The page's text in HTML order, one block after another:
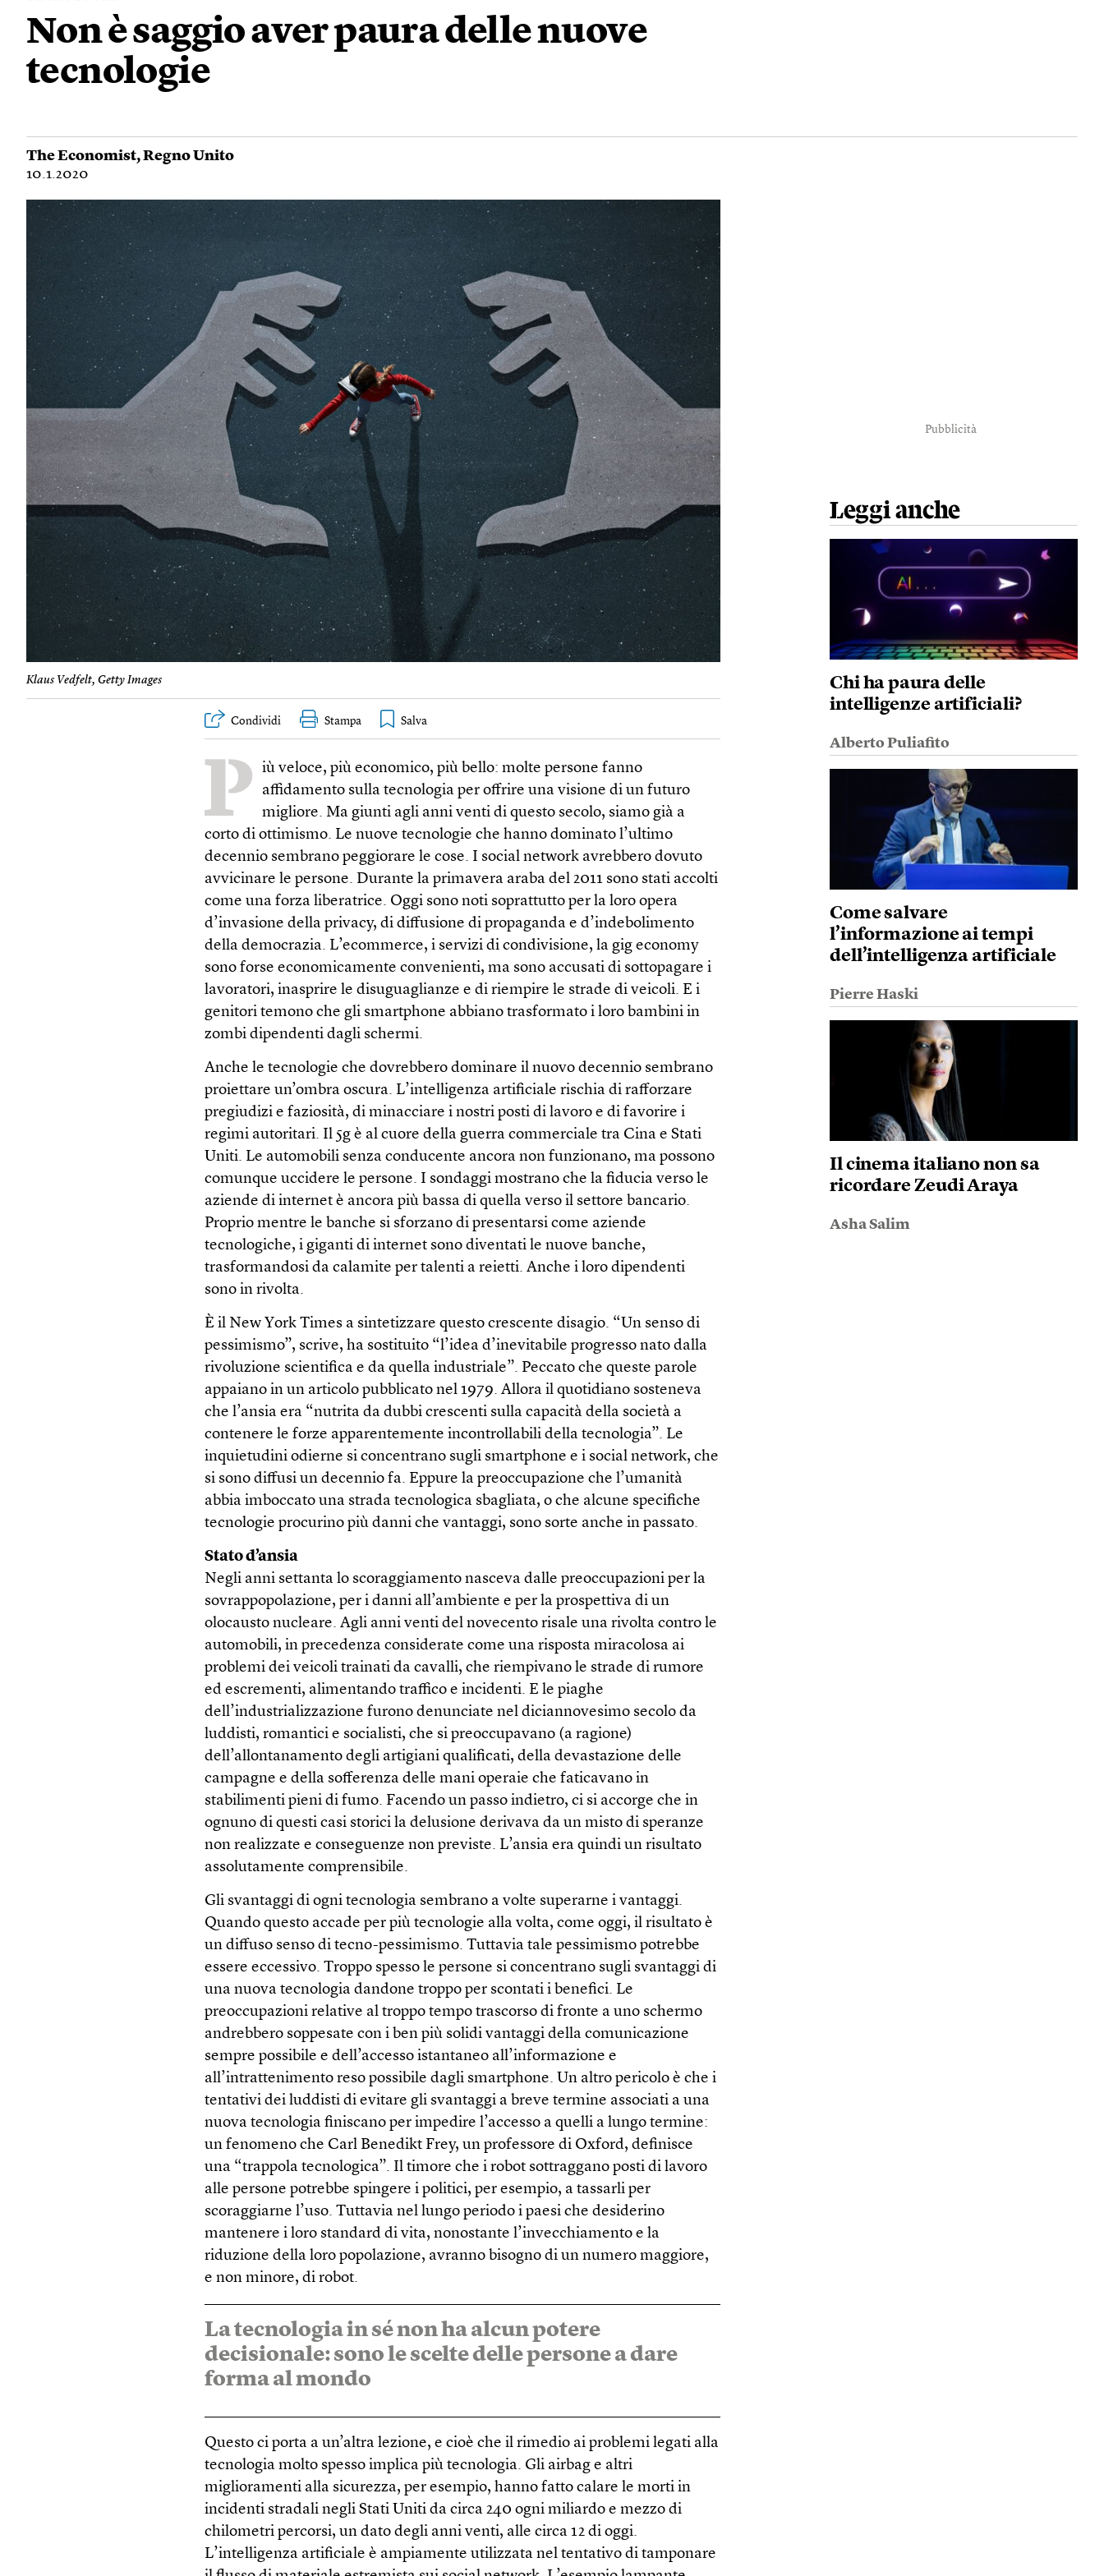
Non è saggio aver paura delle nuove
tecnologie
The Economist,Regno Unito
10.1.2020
Klaus Vedfelt, Getty Images
Condividi Stampa
P
iù veloce, più economico, più bello: molte persone fanno
affidamento sulla tecnologia per offrire una visione di un futuro
migliore. Ma giunti agli anni venti di questo secolo, siamo già a
corto di ottimismo. Le nuove tecnologie che hanno dominato l’ultimo
decennio sembrano peggiorare le cose. I social network avrebbero dovuto
avvicinare le persone. Durante la primavera araba del 2011 sono stati accolti
come una forza liberatrice. Oggi sono noti soprattutto per la loro opera
d’invasione della privacy, di diffusione di propaganda e d’indebolimento
della democrazia. L’ecommerce, i servizi di condivisione, la gig economy
sono forse economicamente convenienti, ma sono accusati di sottopagare i
lavoratori, inasprire le disuguaglianze e di riempire le strade di veicoli. E i
genitori temono che gli smartphone abbiano trasformato i loro bambini in
zombi dipendenti dagli schermi.
Anche le tecnologie che dovrebbero dominare il nuovo decennio sembrano
proiettare un’ombra oscura. L’intelligenza artificiale rischia di rafforzare
pregiudizi e faziosità, di minacciare i nostri posti di lavoro e di favorire i
regimi autoritari. Il 5g è al cuore della guerra commerciale tra Cina e Stati
Uniti. Le automobili senza conducente ancora non funzionano, ma possono
comunque uccidere le persone. I sondaggi mostrano che la fiducia verso le
aziende di internet è ancora più bassa di quella verso il settore bancario.
Proprio mentre le banche si sforzano di presentarsi come aziende
tecnologiche, i giganti di internet sono diventati le nuove banche,
trasformandosi da calamite per talenti a reietti. Anche i loro dipendenti
sono in rivolta.
È il New York Times a sintetizzare questo crescente disagio. “Un senso di
pessimismo”, scrive, ha sostituito “l’idea d’inevitabile progresso nato dalla
rivoluzione scientifica e da quella industriale”. Peccato che queste parole
appaiano in un articolo pubblicato nel 1979. Allora il quotidiano sosteneva
che l’ansia era “nutrita da dubbi crescenti sulla capacità della società a
contenere le forze apparentemente incontrollabili della tecnologia”. Le
inquietudini odierne si concentrano sugli smartphone e i social network, che
si sono diffusi un decennio fa. Eppure la preoccupazione che l’umanità
abbia imboccato una strada tecnologica sbagliata, o che alcune specifiche
tecnologie procurino più danni che vantaggi, sono sorte anche in passato.
Stato d’ansia
Negli anni settanta lo scoraggiamento nasceva dalle preoccupazioni per la
sovrappopolazione, per i danni all’ambiente e per la prospettiva di un
olocausto nucleare. Agli anni venti del novecento risale una rivolta contro le
automobili, in precedenza considerate come una risposta miracolosa ai
problemi dei veicoli trainati da cavalli, che riempivano le strade di rumore
ed escrementi, alimentando traffico e incidenti. E le piaghe
dell’industrializzazione furono denunciate nel diciannovesimo secolo da
luddisti, romantici e socialisti, che si preoccupavano (a ragione)
dell’allontanamento degli artigiani qualificati, della devastazione delle
campagne e della sofferenza delle mani operaie che faticavano in
stabilimenti pieni di fumo. Facendo un passo indietro, ci si accorge che in
ognuno di questi casi storici la delusione derivava da un misto di speranze
non realizzate e conseguenze non previste. L’ansia era quindi un risultato
assolutamente comprensibile.
Gli svantaggi di ogni tecnologia sembrano a volte superarne i vantaggi.
Quando questo accade per più tecnologie alla volta, come oggi, il risultato è
un diffuso senso di tecno-pessimismo. Tuttavia tale pessimismo potrebbe
essere eccessivo. Troppo spesso le persone si concentrano sugli svantaggi di
una nuova tecnologia dandone troppo per scontati i benefici. Le
preoccupazioni relative al troppo tempo trascorso di fronte a uno schermo
andrebbero soppesate con i ben più solidi vantaggi della comunicazione
sempre possibile e dell’accesso istantaneo all’informazione e
all’intrattenimento reso possibile dagli smartphone. Un altro pericolo è che i
tentativi dei luddisti di evitare gli svantaggi a breve termine associati a una
nuova tecnologia finiscano per impedire l’accesso a quelli a lungo termine:
un fenomeno che Carl Benedikt Frey, un professore di Oxford, definisce
una “trappola tecnologica”. Il timore che i robot sottraggano posti di lavoro
alle persone potrebbe spingere i politici, per esempio, a tassarli per
scoraggiarne l’uso. Tuttavia nel lungo periodo i paesi che desiderino
mantenere i loro standard di vita, nonostante l’invecchiamento e la
riduzione della loro popolazione, avranno bisogno di un numero maggiore,
e non minore, di robot.
La tecnologia in sé non ha alcun potere
decisionale: sono le scelte delle persone a dare
forma al mondo
Questo ci porta a un’altra lezione, e cioè che il rimedio ai problemi legati alla
tecnologia molto spesso implica più tecnologia. Gli airbag e altri
miglioramenti alla sicurezza, per esempio, hanno fatto calare le morti in
incidenti stradali negli Stati Uniti da circa 240 ogni miliardo e mezzo di
chilometri percorsi, un dato degli anni venti, alle circa 12 di oggi.
L’intelligenza artificiale è ampiamente utilizzata nel tentativo di tamponare
Pubblicità
Leggi anche
Chi ha paura delle
intelligenze artificiali?
Alberto Puliafito
Come salvare
l’informazione ai tempi
dell’intelligenza artificiale
Pierre Haski
Il cinema italiano non sa
ricordare Zeudi Araya
Asha Salim